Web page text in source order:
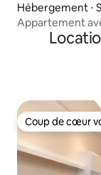
Hébergement ⋅
Appartement
Coup de cœur
Coup de cœur